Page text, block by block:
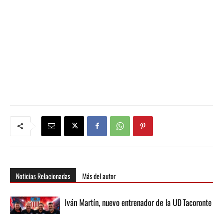
Noticias Relacionadas Más del autor
Iván Martín, nuevo entrenador de la UD Tacoronte